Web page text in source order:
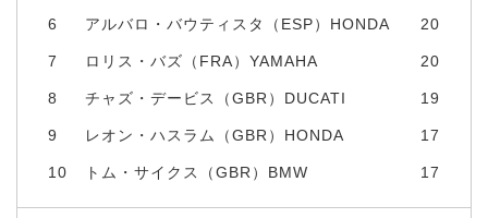
6 アルバロ・バウティスタ（ESP）HONDA 20
7 ロリス・バズ（FRA）YAMAHA 20
8 チャズ・デービス（GBR）DUCATI 19
9 レオン・ハスラム（GBR）HONDA 17
10 トム・サイクス（GBR）BMW 17